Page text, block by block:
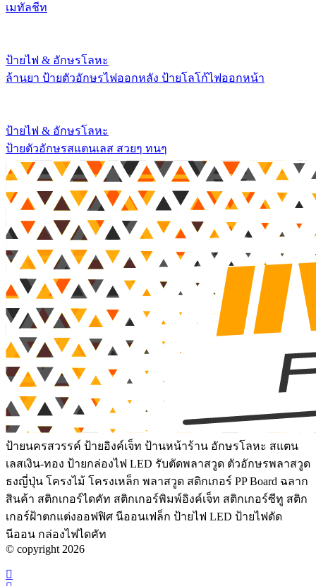
เมทัลชีท
ป้ายไฟ & อักษรโลหะ
ล้านยา ป้ายตัวอักษรไฟออกหลัง ป้ายโลโก้ไฟออกหน้า
ป้ายไฟ & อักษรโลหะ
ป้ายตัวอักษรสแตนเลส สวยๆ ทนๆ
ป้ายนครสวรรค์ ป้ายอิงค์เจ็ท ป้านหน้าร้าน อักษรโลหะ สแตน
เลสเงิน-ทอง ป้ายกล่องไฟ LED รับตัดพลาสวูด ตัวอักษรพลาสวูด
ธงญี่ปุ่น โครงไม้ โครงเหล็ก พลาสวูด สติกเกอร์ PP Board ฉลาก
สินค้า สติกเกอร์ไดคัท สติกเกอร์พิมพ์อิงค์เจ็ท สติกเกอร์ซีทู สติก
เกอร์ฝ้าตกแต่งออฟฟิศ นีออนเฟล็ก ป้ายไฟ LED ป้ายไฟดัด
นีออน กล่องไฟไดคัท
© copyright 2026